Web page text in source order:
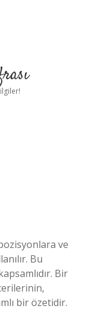
ve
Bu
Bir
bir özetidir.